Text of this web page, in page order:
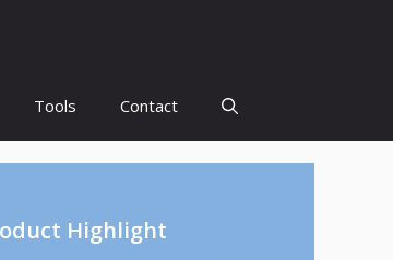
Tools Contact
Highlight